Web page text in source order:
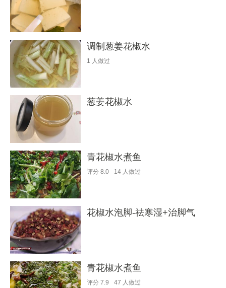
调制葱姜花椒水
1 人做过
葱姜花椒水
青花椒水煮鱼
评分 8.0 14 人做过
花椒水泡脚-祛寒湿+治脚气
青花椒水煮鱼
评分 7.9 47 人做过